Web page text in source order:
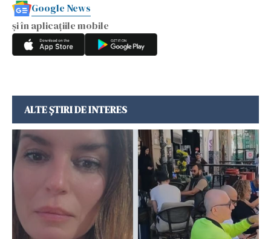
Google News
și în aplicațiile mobile
ALTE ȘTIRI DE INTERES